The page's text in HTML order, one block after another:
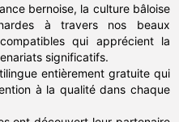
bernoise, la culture bâloise
à travers nos beaux
qui apprécient la
significatifs.
entièrement gratuite qui
à la qualité dans chaque